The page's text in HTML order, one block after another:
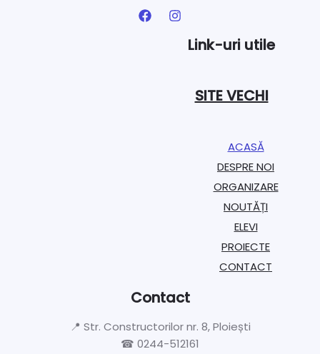
Link-uri utile
SITE VECHI
ACASĂ
DESPRE NOI
ORGANIZARE​
NOUTĂȚI
ELEVI
PROIECTE​
CONTACT
Contact
📍 Str. Constructorilor nr. 8, Ploiești
☎ 0244-512161